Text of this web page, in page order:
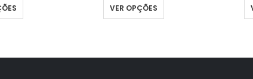
VER OPÇÕES